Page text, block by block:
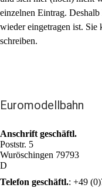
einzelnen Eintrag.
wieder eingetragen ist. Sie
schreiben.
Euromodellbahn
Anschrift geschäftl.
Poststr. 5
Wuröschingen 79793
D
Telefon geschäftl.: +49